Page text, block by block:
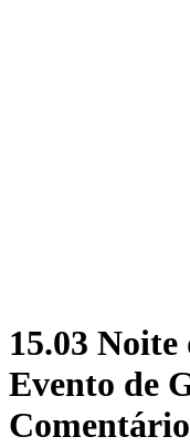
15.03
Evento de